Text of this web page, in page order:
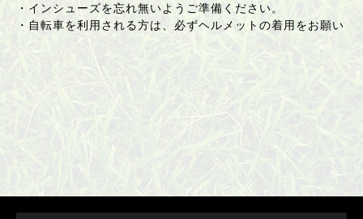
・インシューズを忘れ無いようご準備ください。
・自転車を利用される方は、必ずヘルメットの着用をお願いし